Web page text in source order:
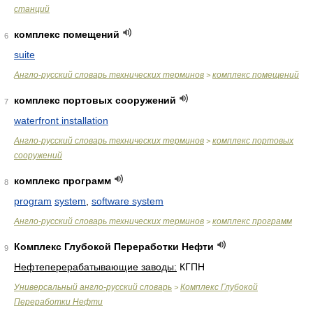
станций
6
комплекс помещений
suite
Англо-русский словарь технических терминов > комплекс помещений
7
комплекс портовых сооружений
waterfront installation
Англо-русский словарь технических терминов > комплекс портовых
сооружений
8
комплекс программ
program system software system
Англо-русский словарь технических терминов > комплекс программ
9
Комплекс Глубокой Переработки Нефти
Нефтеперерабатывающие заводы: КГПН
Универсальный англо-русский словарь > Комплекс Глубокой
Переработки Нефти